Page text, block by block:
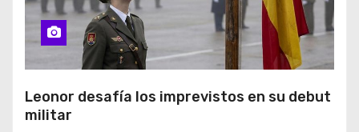
Leonor desafía los imprevistos en su debut
militar